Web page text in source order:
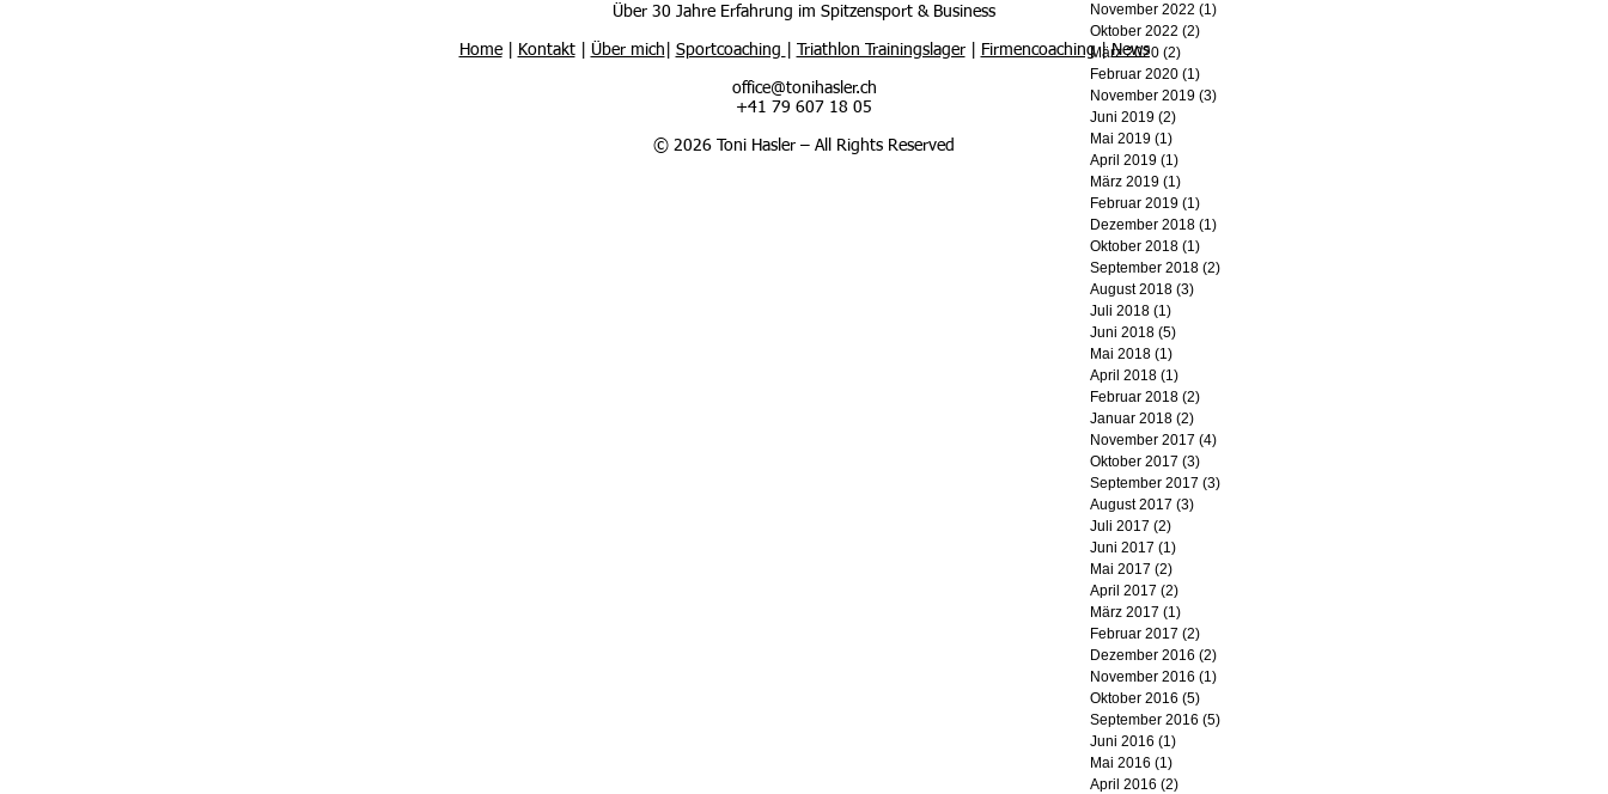
November 2022 (1)
Oktober 2022 (2)
März 2020 (2)
Februar 2020 (1)
November 2019 (3)
Juni 2019 (2)
Mai 2019 (1)
April 2019 (1)
März 2019 (1)
Februar 2019 (1)
Dezember 2018 (1)
Oktober 2018 (1)
September 2018 (2)
August 2018 (3)
Juli 2018 (1)
Juni 2018 (5)
Mai 2018 (1)
April 2018 (1)
Februar 2018 (2)
Januar 2018 (2)
November 2017 (4)
Oktober 2017 (3)
September 2017 (3)
August 2017 (3)
Juli 2017 (2)
Juni 2017 (1)
Mai 2017 (2)
April 2017 (2)
März 2017 (1)
Februar 2017 (2)
Dezember 2016 (2)
November 2016 (1)
Oktober 2016 (5)
September 2016 (5)
Juni 2016 (1)
Mai 2016 (1)
April 2016 (2)
Über 30 Jahre Erfahrung im Spitzensport & Business
Home| Kontakt Über mich Sportcoaching Triathlon Trainingslager| Firmencoaching|News
office@tonihasler.ch
+41 79 607 18 05
© 2026 Toni Hasler – All Rights Reserved